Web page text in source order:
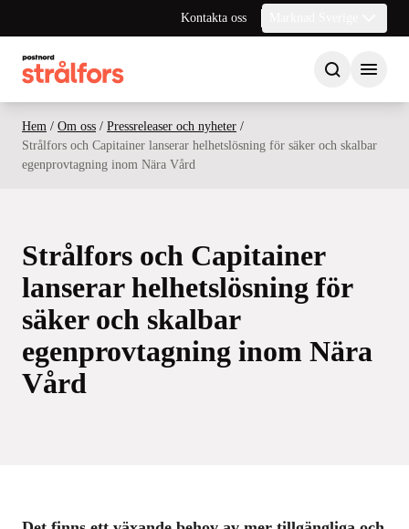
Kontakta oss
Hem / Om oss / Pressreleaser och nyheter /
Strålfors och Capitainer lanserar helhetslösning för säker och skalbar
egenprovtagning inom Nära Vård
Strålfors och Capitainer
lanserar helhetslösning för
säker och skalbar
egenprovtagning inom Nära
Vård